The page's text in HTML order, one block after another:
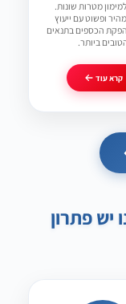
מטרות שונות.
ופשוט עם ייעוץ
הכספים בתנאים
ביותר.
קרא עוד
יש פתרון